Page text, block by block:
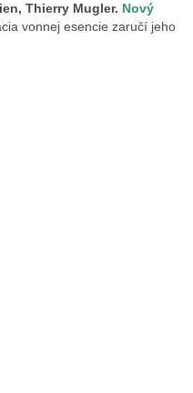
Thierry Mugler. Nový
vonnej esencie zaručí jeho